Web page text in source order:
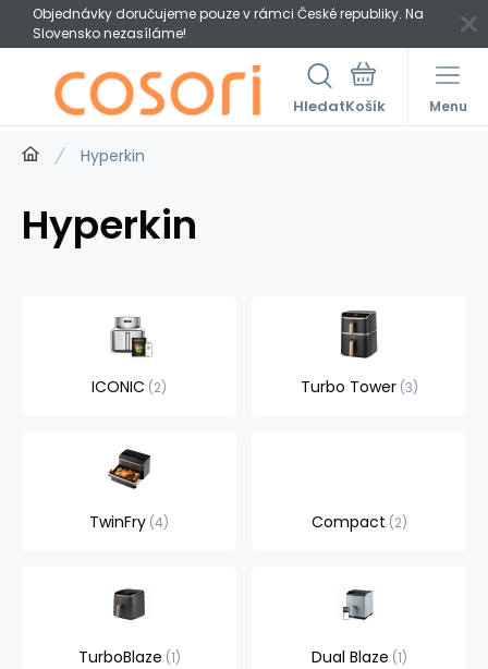
Objednávky doručujeme pouze v rámci České republiky. Na
Slovensko nezasíláme!
Hledat Menu
Hyperkin
Hyperkin
ICONIC 2 Turbo Tower 3
TwinFry 4 Compact 2
TurboBlaze 1 Dual Blaze 1